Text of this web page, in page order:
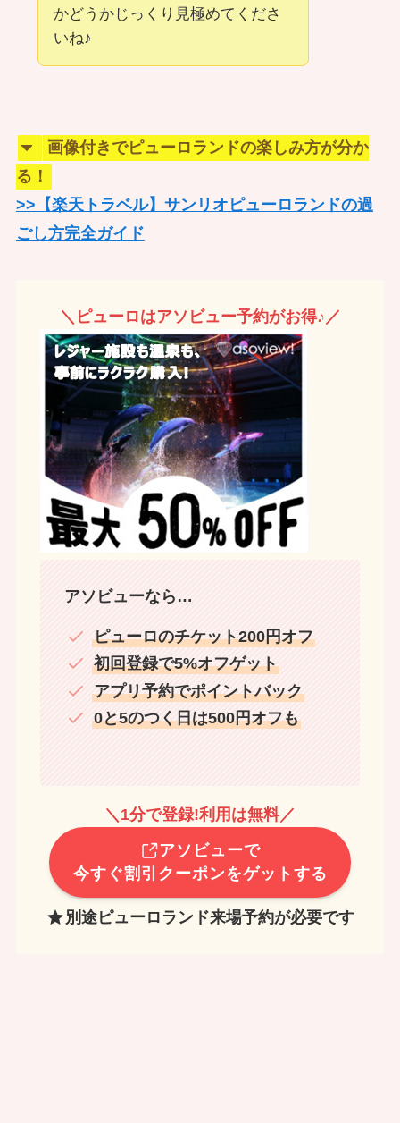
かどうかじっくり見極めてくださ
いね♪
画像付きでピューロランドの楽しみ方が分か
る！
>>【楽天トラベル】サンリオピューロランドの過
ごし方完全ガイド
＼ピューロはアソビュー予約がお得♪／
アソビューなら…
ピューロのチケット200円オフ
初回登録で5%オフゲット
アプリ予約でポイントバック
0と5のつく日は500円オフも
＼1分で登録!利用は無料／
アソビューで
今すぐ割引クーポンをゲットする
別途ピューロランド来場予約が必要です